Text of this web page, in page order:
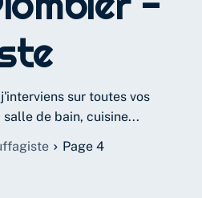
sur toutes vos
de bain, cuisine...
Page 4